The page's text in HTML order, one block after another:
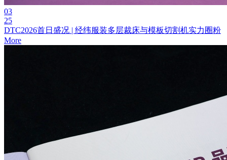
03
25
DTC2026首日盛况 | 经纬服装多层裁床与模板切割机实力圈粉
More